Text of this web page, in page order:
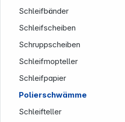
Schleifbänder
Schleifscheiben
Schruppscheiben
Schleifmopteller
Schleifpapier
Polierschwämme
Schleifteller